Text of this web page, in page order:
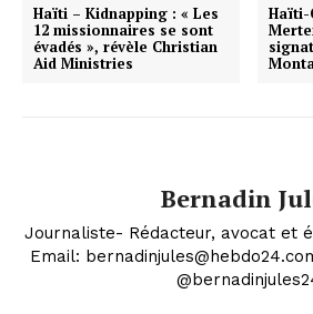
Haïti – Kidnapping : « Les
12 missionnaires se sont
évadés », révèle Christian
Aid Ministries
Haïti-
Bernadin
Journaliste- Rédacteur, avocat et
Email: